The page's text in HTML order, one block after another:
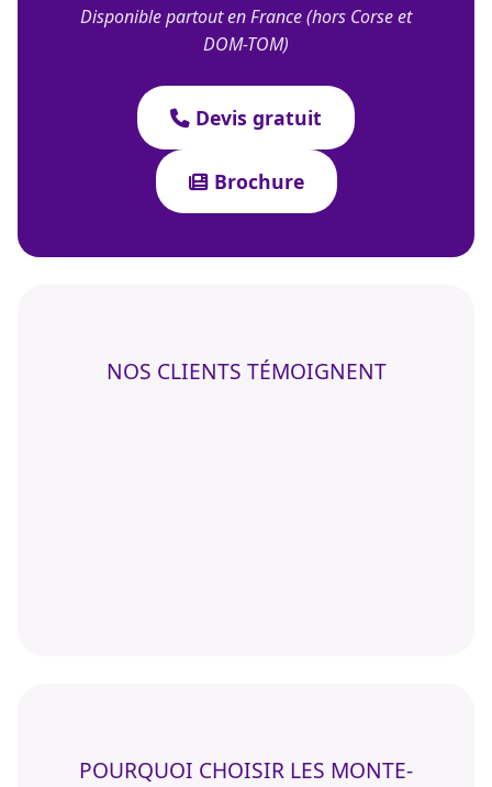
Disponible partout en France (hors Corse et
DOM-TOM)
Devis gratuit
Brochure
NOS CLIENTS TÉMOIGNENT
POURQUOI CHOISIR LES MONTE-